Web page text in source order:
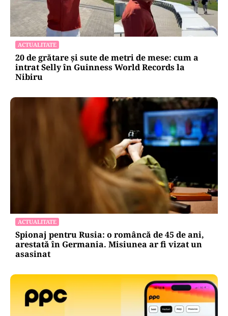
ACTUALITATE
20 de grătare și sute de metri de mese: cum a
intrat Selly în Guinness World Records la
Nibiru
ACTUALITATE
Spionaj pentru Rusia: o româncă de 45 de ani,
arestată în Germania. Misiunea ar fi vizat un
asasinat